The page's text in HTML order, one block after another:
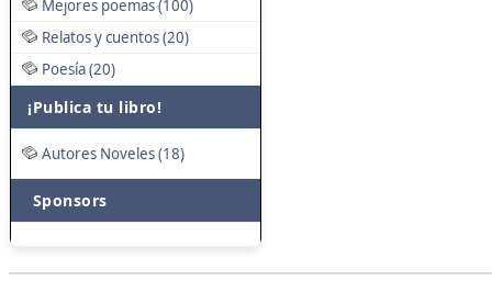
Mejores poemas (100)
Relatos y cuentos (20)
Poesía (20)
¡Publica tu libro!
Autores Noveles (18)
Sponsors